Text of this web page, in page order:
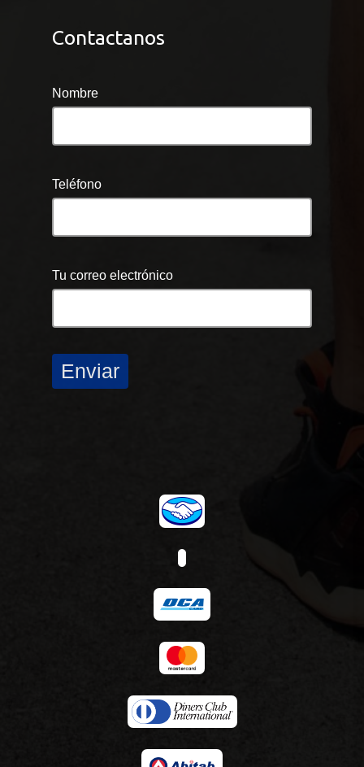
Contactanos
Nombre
Teléfono
Tu correo electrónico